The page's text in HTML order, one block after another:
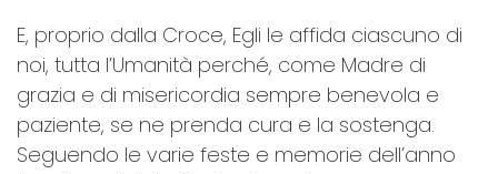
E, proprio dalla Croce, Egli le affida ciascuno di
noi, tutta l’Umanità perché, come Madre di
grazia e di misericordia sempre benevola e
paziente, se ne prenda cura e la sostenga.
Seguendo le varie feste e memorie dell’anno